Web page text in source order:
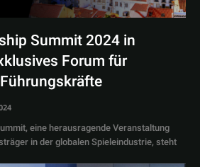
Summit 2024 in
Forum für
eine herausragende Veranstaltung
in der globalen Spieleindustrie, steht